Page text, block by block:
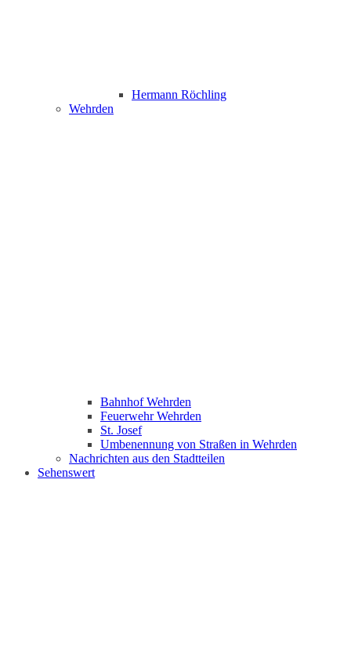
Hermann Röchling
Wehrden
Bahnhof Wehrden
Feuerwehr Wehrden
St. Josef
Umbenennung von Straßen in Wehrden
Nachrichten aus den Stadtteilen
Sehenswert